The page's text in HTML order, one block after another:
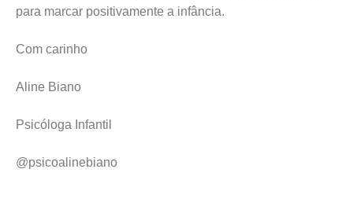
para marcar positivamente a infância.
Com carinho
Aline Biano
Psicóloga Infantil
@psicoalinebiano